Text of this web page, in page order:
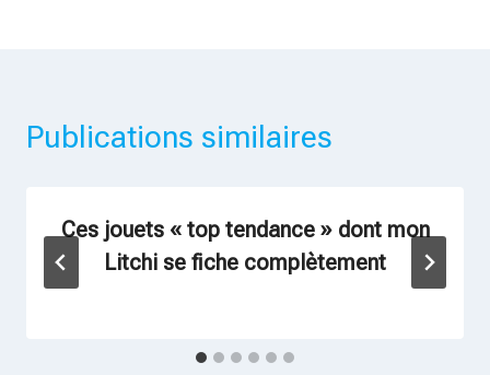
Publications similaires
Ces jouets « top tendance » dont mon
Litchi se fiche complètement